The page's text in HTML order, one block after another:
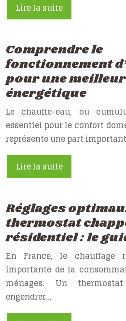
Lire la suite
Comprendre le
fonctionnement
pour une
énergétique
Le chauffe-eau, ou
essentiel pour le confort
représente une part
Lire la suite
Réglages
thermostat
résidentiel : le
En France, le chauffage
importante de la
ménages. Un
engendrer…